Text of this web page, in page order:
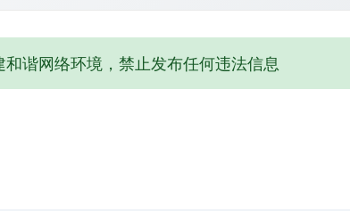
谐网络环境，禁止发布任何违法信息